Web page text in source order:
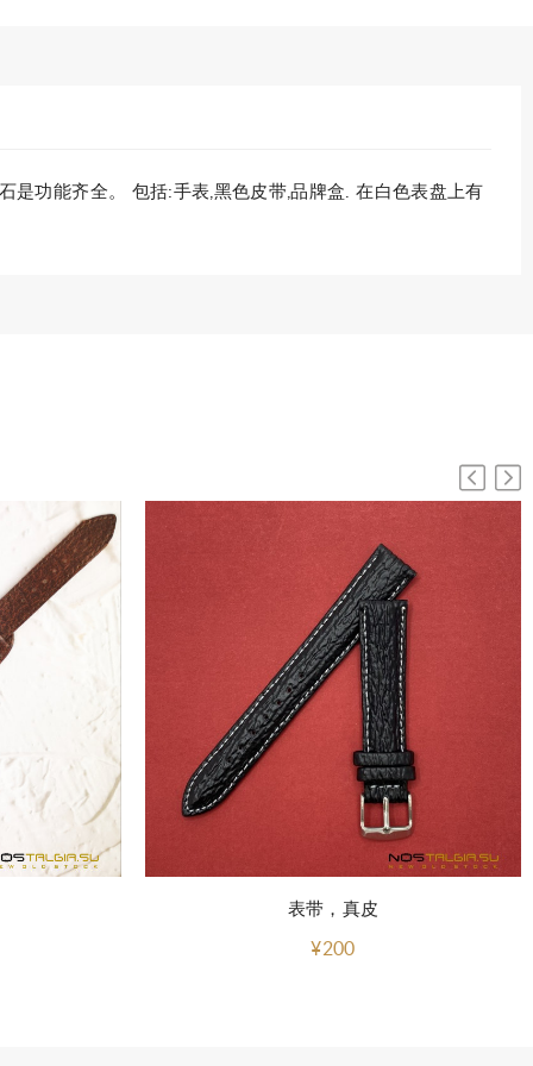
功能齐全。 包括:手表,黑色皮带,品牌盒. 在白色表盘上有
表带，真皮
¥200